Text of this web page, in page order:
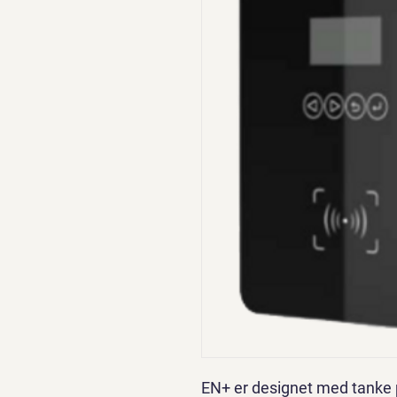
EN+ er designet med